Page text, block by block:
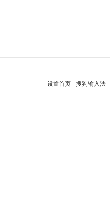
设置首页 - 搜狗输入法 -